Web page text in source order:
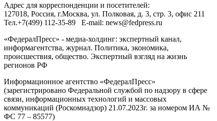
Адрес для корреспонденции и посетителей:
127018, Россия, г.Москва, ул. Полковая, д. 3, стр. 3, офис 211
Тел.+7(499) 112-35-89 E-mail: news@fedpress.ru
«ФедералПресс» - медиа-холдинг: экспертный канал,
информагентства, журнал. Политика, экономика,
происшествия, общество. Экспертный взгляд на жизнь
регионов РФ
Информационное агентство «ФедералПресс»
(зарегистрировано Федеральной службой по надзору в сфере
связи, информационных технологий и массовых
коммуникаций (Роскомнадзор) 21.07.2023г. за номером ИА №
ФС 77 – 85577)